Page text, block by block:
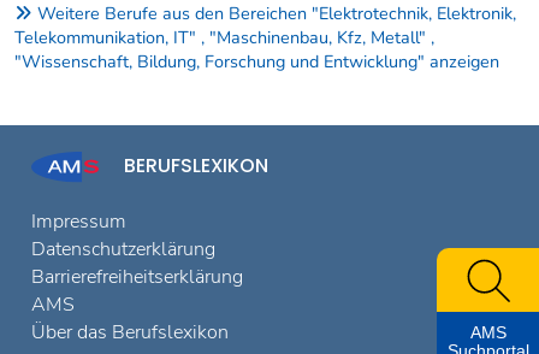
Weitere Berufe aus den Bereichen "Elektrotechnik, Elektronik,
Telekommunikation, IT" , "Maschinenbau, Kfz, Metall" ,
"Wissenschaft, Bildung, Forschung und Entwicklung" anzeigen
BERUFSLEXIKON
Impressum
Datenschutzerklärung
Barrierefreiheitserklärung
AMS
Über das Berufslexikon
AMS